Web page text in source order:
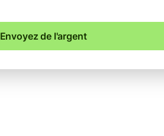
Envoyez de l'argent